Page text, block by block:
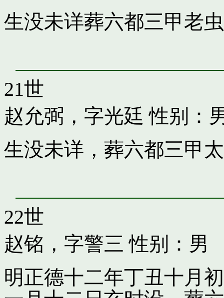
生没未详葬六都三甲老
21世
赵允弼，字光廷 性别：
生没未详，葬六都三甲
22世
赵铭，字警三 性别：男
明正德十二年丁丑十月